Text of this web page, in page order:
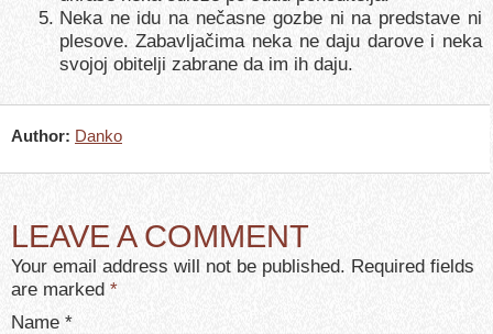
Neka ne idu na nečasne gozbe ni na predstave ni
plesove. Zabavljačima neka ne daju darove i neka
svojoj obitelji zabrane da im ih daju.
Author: Danko
LEAVE A COMMENT
Your email address will not be published. Required fields
are marked *
Name *